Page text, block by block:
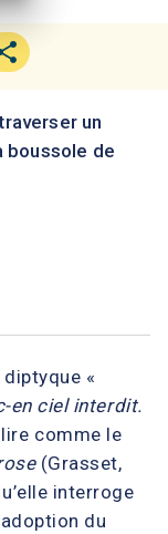
un
boussole de
«
en ciel interdit.
comme le
(Grasset,
interroge
du